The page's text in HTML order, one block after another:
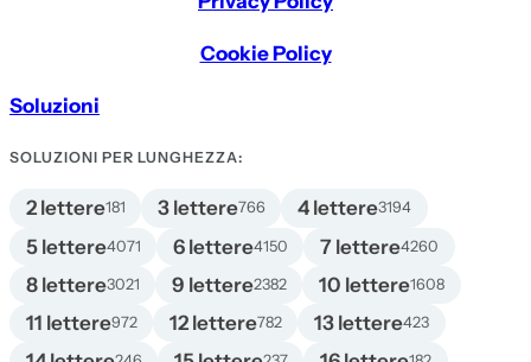
Cookie Policy
Soluzioni
SOLUZIONI PER LUNGHEZZA:
2 lettere181 3 lettere766 4 lettere3194
5 lettere4071 6 lettere4150 7 lettere4260
8 lettere3021 9 lettere2382 10 lettere1608
11 lettere972 12 lettere782 13 lettere423